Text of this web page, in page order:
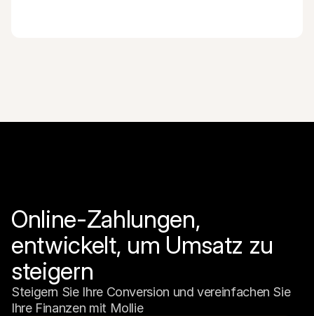
Online-Zahlungen,
entwickelt, um Umsatz zu
steigern
Steigern Sie Ihre Conversion und vereinfachen Sie
Ihre Finanzen mit Mollie